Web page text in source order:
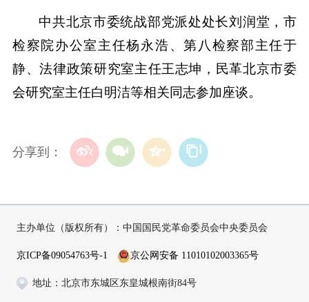
中共北京市委统战部党派处处长刘润堂，市
检察院办公室主任杨永浩、第八检察部主任于
静、法律政策研究室主任王志坤，民革北京市委
会研究室主任白明洁等相关同志参加座谈。
分享到：
主办单位（版权所有）：中国国民党革命委员会中央委员会
京ICP备09054763号-1 京公网安备 11010102003365号
地址：北京市东城区东皇城根南街84号